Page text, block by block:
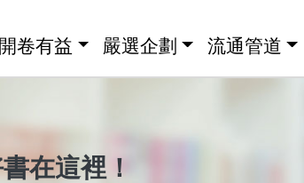
卷有益 嚴選企劃 流通管道
在這裡！